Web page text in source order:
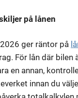
på lånen
ger räntor på
För lån där bilen
en annan,
innan du